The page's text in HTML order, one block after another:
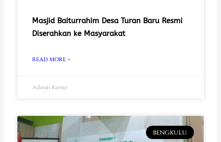
Masjid Baiturrahim Desa Turan Baru Resmi
Diserahkan ke Masyarakat
READ MORE »
Admin Keme
BENGKULU